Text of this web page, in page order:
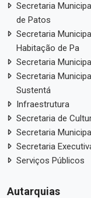
Secretaria
de Patos
Secretaria
Habitação de Pa
Secretaria
Secretaria
Sustentá
Infraestrutura
Secretaria de
Secretaria
Secretaria
Serviços Públicos
Autarquias